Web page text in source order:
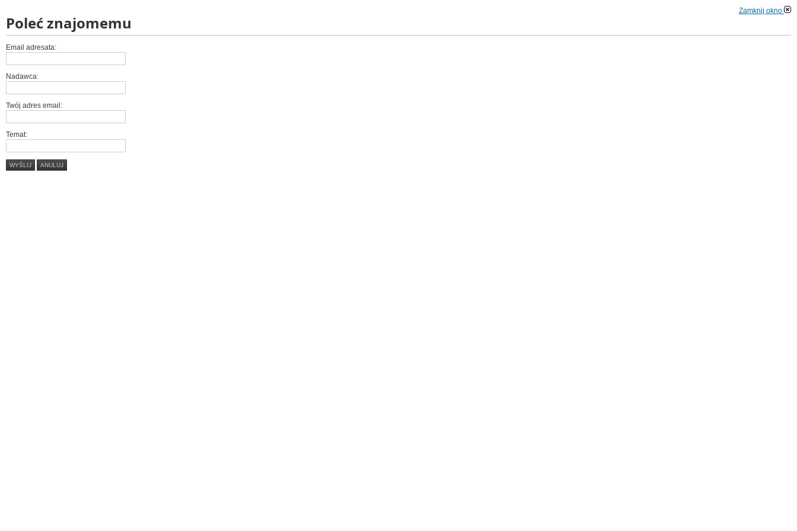
Zamknij okno
Poleć znajomemu
Email adresata:
Nadawca:
Twój adres email:
Temat:
WYŚLIJ ANULUJ